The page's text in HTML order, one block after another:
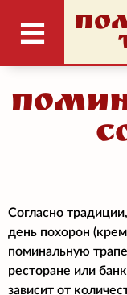
Согласно
день похорон
поминальную
ресторане или
зависит от